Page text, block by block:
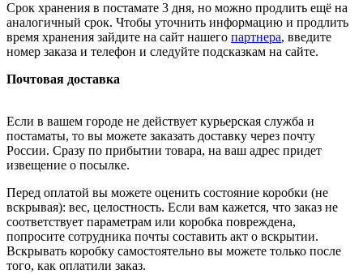
Срок хранения в постамате 3 дня, но можно продлить ещё на
аналогичный срок. Чтобы уточнить информацию и продлить
время хранения зайдите на сайт нашего партнера, введите
номер заказа и телефон и следуйте подсказкам на сайте.
Почтовая доставка
Если в вашем городе не действует курьерская служба и
постаматы, то вы можете заказать доставку через почту
России. Сразу по прибытии товара, на ваш адрес придет
извещение о посылке.
Перед оплатой вы можете оценить состояние коробки (не
вскрывая): вес, целостность. Если вам кажется, что заказ не
соответствует параметрам или коробка повреждена,
попросите сотрудника почты составить акт о вскрытии.
Вскрывать коробку самостоятельно вы можете только после
того, как оплатили заказ.